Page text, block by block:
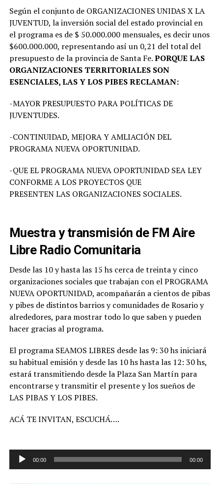
Según el conjunto de ORGANIZACIONES UNIDAS X LA
JUVENTUD, la inversión social del estado provincial en
el programa es de $ 50.000.000 mensuales, es decir unos
$600.000.000, representando así un 0,21 del total del
presupuesto de la provincia de Santa Fe.PORQUE LAS
ORGANIZACIONES TERRITORIALES SON
ESENCIALES, LAS Y LOS PIBES RECLAMAN:
-MAYOR PRESUPUESTO PARA POLÍTICAS DE
JUVENTUDES.
-CONTINUIDAD, MEJORA Y AMLIACIÓN DEL
PROGRAMA NUEVA OPORTUNIDAD.
-QUE EL PROGRAMA NUEVA OPORTUNIDAD SEA LEY
CONFORME A LOS PROYECTOS QUE
PRESENTEN LAS ORGANIZACIONES SOCIALES.
Muestra y transmisión de FM Aire
Libre Radio Comunitaria
Desde las 10 y hasta las 15 hs cerca de treinta y cinco
organizaciones sociales que trabajan con el PROGRAMA
NUEVA OPORTUNIDAD, acompañarán a cientos de pibas
y pibes de distintos barrios y comunidades de Rosario y
alrededores, para mostrar todo lo que saben y pueden
hacer gracias al programa.
El programa SEAMOS LIBRES desde las 9: 30 hs iniciará
su habitual emisión y desde las 10 hs hasta las 12: 30 hs,
estará transmitiendo desde la Plaza San Martín para
encontrarse y transmitir el presente y los sueños de
LAS PIBAS Y LOS PIBES.
ACÁ TE INVITAN, ESCUCHÁ….
Reproductor
00:00 00:00